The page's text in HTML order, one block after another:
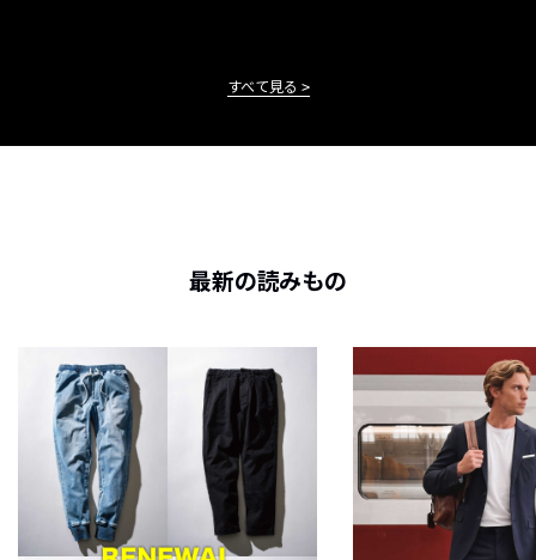
すべて見る
最新の読みもの